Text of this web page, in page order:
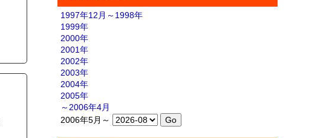
1997年12月～1998年
1999年
2000年
2001年
2002年
2003年
2004年
2005年
～2006年4月
2006年5月～